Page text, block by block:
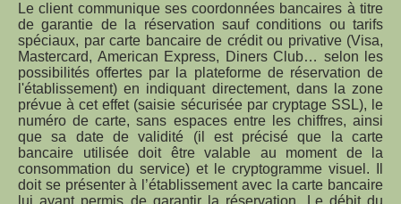
Le client communique ses coordonnées bancaires à titre
de garantie de la réservation sauf conditions ou tarifs
spéciaux, par carte bancaire de crédit ou privative (Visa,
Mastercard, American Express, Diners Club… selon les
possibilités offertes par la plateforme de réservation de
l'établissement) en indiquant directement, dans la zone
prévue à cet effet (saisie sécurisée par cryptage SSL), le
numéro de carte, sans espaces entre les chiffres, ainsi
que sa date de validité (il est précisé que la carte
bancaire utilisée doit être valable au moment de la
consommation du service) et le cryptogramme visuel. Il
doit se présenter à l’établissement avec la carte bancaire
lui ayant permis de garantir la réservation. Le débit du